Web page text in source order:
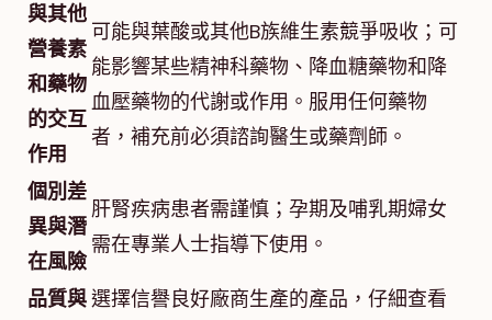
與其他
營養素
和藥物
的交互
作用
可能與葉酸或其他B族維生素競爭吸收；可
能影響某些精神科藥物、降血糖藥物和降
血壓藥物的代謝或作用。服用任何藥物
者，補充前必須諮詢醫生或藥劑師。
個別差
異與潛
在風險
肝腎疾病患者需謹慎；孕期及哺乳期婦女
需在專業人士指導下使用。
品質與選擇信譽良好廠商生產的產品，仔細查看